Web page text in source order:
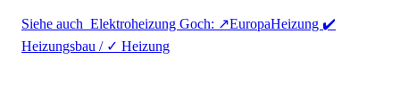
Siehe auch Elektroheizung Goch: ↗️EuropaHeizung ✔️
Heizungsbau / ✓ Heizung